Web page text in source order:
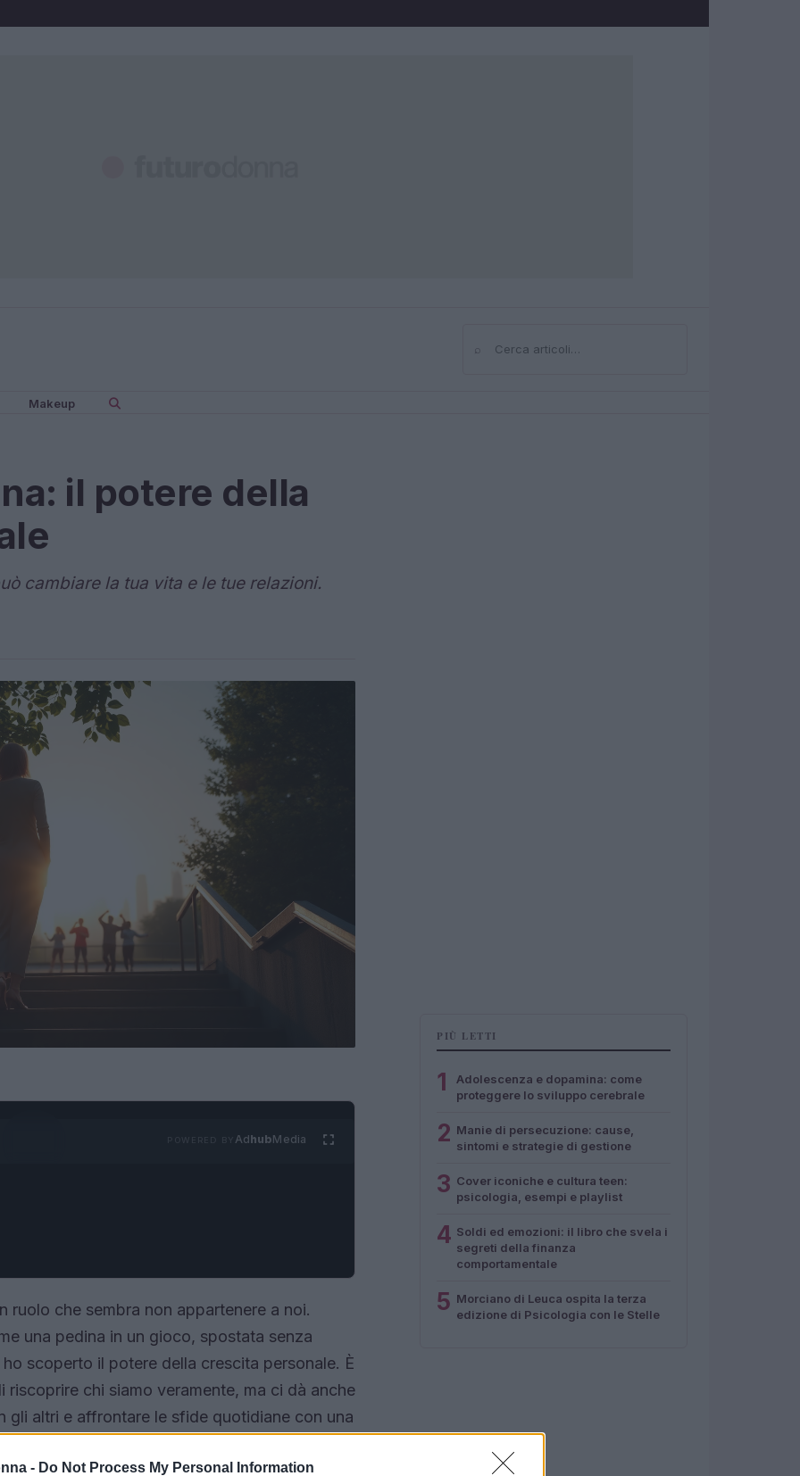
- Do Not Process My Personal Information
⌕Cerca
Makeup
il potere della
cambiare la tua vita e le tue relazioni.
AdhubMedia
ruolo che sembra non appartenere a noi.
una pedina in un gioco, spostata senza
scoperto il potere della crescita personale. È
chi siamo veramente, ma ci dà anche
gli altri e affrontare le sfide quotidiane con una
PIÙ LETTI
1
Adolescenza e dopamina: come
proteggere lo sviluppo cerebrale
2 Manie di persecuzione: cause,
sintomi e strategie di gestione
3 Cover iconiche e cultura teen:
psicologia, esempi e playlist
4 Soldi ed emozioni: il libro che svela i
segreti della finanza
comportamentale
5 Morciano di Leuca ospita la terza
edizione di Psicologia con le Stelle